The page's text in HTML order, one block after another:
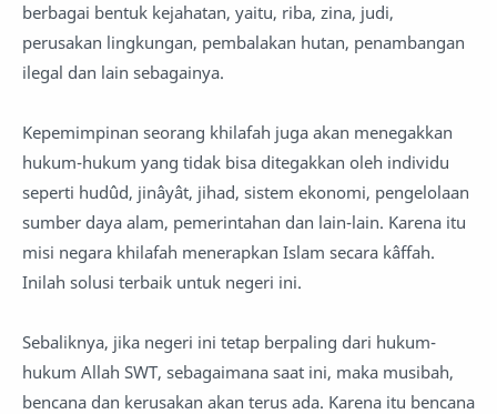
berbagai bentuk kejahatan, yaitu, riba, zina, judi,
perusakan lingkungan, pembalakan hutan, penambangan
ilegal dan lain sebagainya.
Kepemimpinan seorang khilafah juga akan menegakkan
hukum-hukum yang tidak bisa ditegakkan oleh individu
seperti hudûd, jinâyât, jihad, sistem ekonomi, pengelolaan
sumber daya alam, pemerintahan dan lain-lain. Karena itu
misi negara khilafah menerapkan Islam secara kâffah.
Inilah solusi terbaik untuk negeri ini.
Sebaliknya, jika negeri ini tetap berpaling dari hukum-
hukum Allah SWT, sebagaimana saat ini, maka musibah,
bencana dan kerusakan akan terus ada. Karena itu bencana